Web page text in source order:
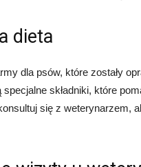
dieta
dla psów, które zostały
składniki, które
się z weterynarzem,